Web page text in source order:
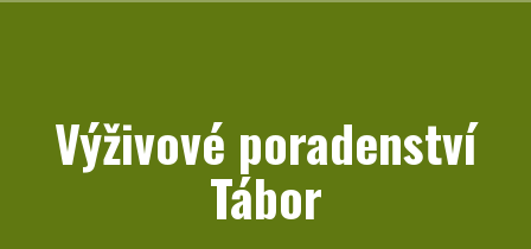
Výživové poradenství
Tábor